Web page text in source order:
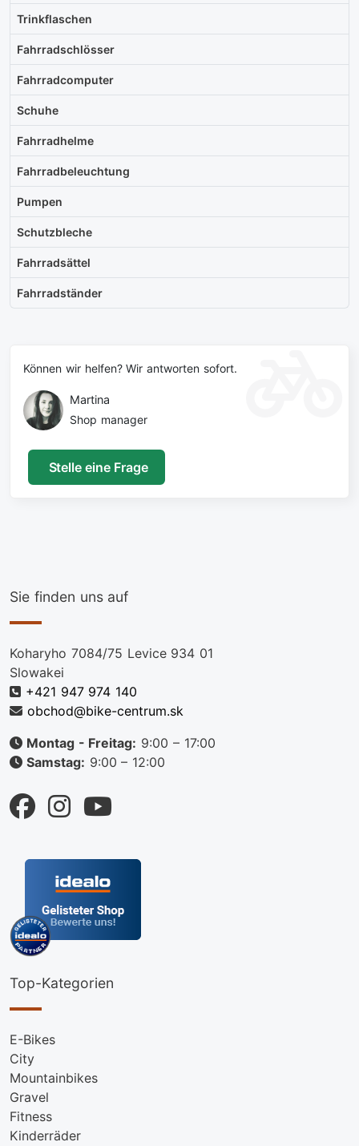
Trinkflaschen
Fahrradschlösser
Fahrradcomputer
Schuhe
Fahrradhelme
Fahrradbeleuchtung
Pumpen
Schutzbleche
Fahrradsättel
Fahrradständer
Können wir helfen? Wir antworten sofort.
Martina
Shop manager
Stelle eine Frage
Sie finden uns auf
Koharyho 7084/75 Levice 934 01
Slowakei
+421 947 974 140
obchod@bike-centrum.sk
Montag - Freitag: 9:00 – 17:00
Samstag: 9:00 – 12:00
Top-Kategorien
E-Bikes
City
Mountainbikes
Gravel
Fitness
Kinderräder